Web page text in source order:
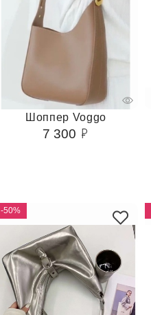
Шоппер Voggo
7 300
-50%